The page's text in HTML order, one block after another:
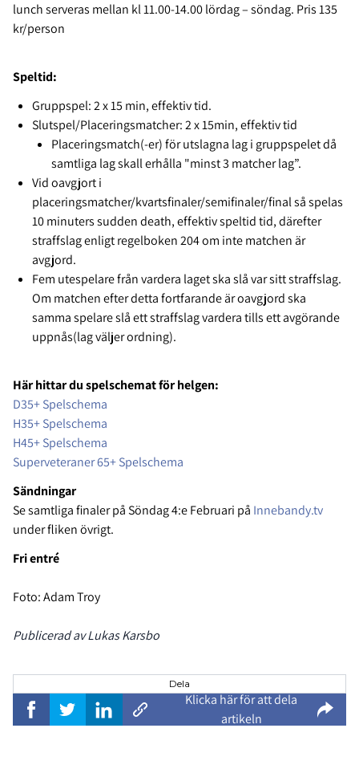
lunch serveras mellan kl 11.00-14.00 lördag – söndag. Pris 135
kr/person
Speltid:
Gruppspel: 2 x 15 min, effektiv tid.
Slutspel/Placeringsmatcher: 2 x 15min, effektiv tid
Placeringsmatch(-er) för utslagna lag i gruppspelet då
samtliga lag skall erhålla "minst 3 matcher lag”.
Vid oavgjort i
placeringsmatcher/kvartsfinaler/semifinaler/final så spelas
10 minuters sudden death, effektiv speltid tid, därefter
straffslag enligt regelboken 204 om inte matchen är
avgjord.
Fem utespelare från vardera laget ska slå var sitt straffslag.
Om matchen efter detta fortfarande är oavgjord ska
samma spelare slå ett straffslag vardera tills ett avgörande
uppnås(lag väljer ordning).
Här hittar du spelschemat för helgen:
D35+ Spelschema
H35+ Spelschema
H45+ Spelschema
Superveteraner 65+ Spelschema
Sändningar
Se samtliga finaler på Söndag 4:e Februari på Innebandy.tv
under fliken övrigt.
Fri entré
Foto: Adam Troy
Publicerad av Lukas Karsbo
Dela
Klicka här för att dela
artikeln